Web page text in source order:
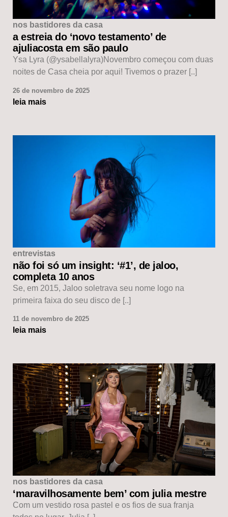
nos bastidores da casa
a estreia do ‘novo testamento’ de
ajuliacosta em são paulo
Ysa Lyra (@ysabellalyra)Novembro começou com duas
noites de Casa cheia por aqui! Tivemos o prazer [..]
26 de novembro de 2025
leia mais
entrevistas
não foi só um insight: ‘#1’, de jaloo,
completa 10 anos
Se, em 2015, Jaloo soletrava seu nome logo na
primeira faixa do seu disco de [..]
11 de novembro de 2025
leia mais
nos bastidores da casa
‘maravilhosamente bem’ com julia mestre
Com um vestido rosa pastel e os fios de sua franja